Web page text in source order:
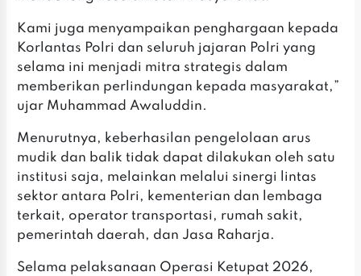
‎‎Kami juga menyampaikan penghargaan kepada
Korlantas Polri dan seluruh jajaran Polri yang
selama ini menjadi mitra strategis dalam
memberikan perlindungan kepada masyarakat,”
ujar Muhammad Awaluddin.
‎Menurutnya, keberhasilan pengelolaan arus
mudik dan balik tidak dapat dilakukan oleh satu
institusi saja, melainkan melalui sinergi lintas
sektor antara Polri, kementerian dan lembaga
terkait, operator transportasi, rumah sakit,
pemerintah daerah, dan Jasa Raharja.
‎Selama pelaksanaan Operasi Ketupat 2026,